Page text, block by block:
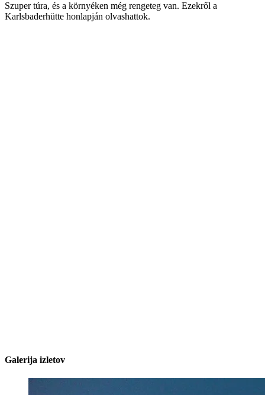
Szuper túra, és a környéken még rengeteg van. Ezekről a
Karlsbaderhütte honlapján olvashattok.
Galerija izletov